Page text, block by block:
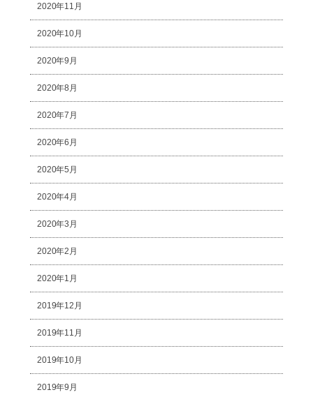
2020年11月
2020年10月
2020年9月
2020年8月
2020年7月
2020年6月
2020年5月
2020年4月
2020年3月
2020年2月
2020年1月
2019年12月
2019年11月
2019年10月
2019年9月